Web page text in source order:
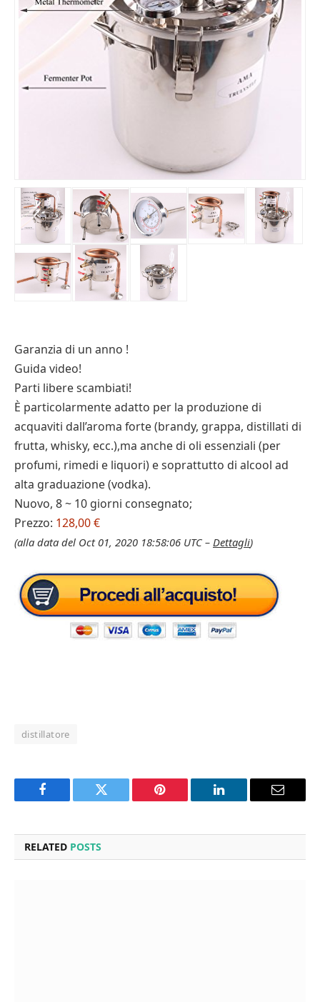
Garanzia di un anno !
Guida video!
Parti libere scambiati!
È particolarmente adatto per la produzione di
acquaviti dall’aroma forte (brandy, grappa, distillati di
frutta, whisky, ecc.),ma anche di oli essenziali (per
profumi, rimedi e liquori) e soprattutto di alcool ad
alta graduazione (vodka).
Nuovo, 8 ~ 10 giorni consegnato;
Prezzo: 128,00 €
(alla data del Oct 01, 2020 18:58:06 UTC – Dettagli)
distillatore
Facebook Twitter Pinterest LinkedIn Email
RELATED POSTS